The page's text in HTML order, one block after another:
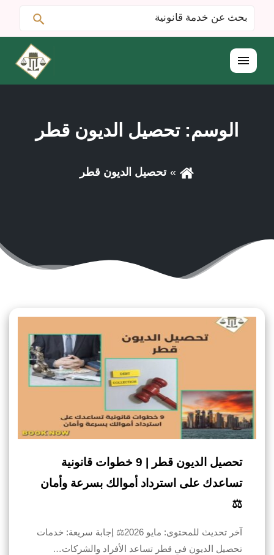
البحث
عن:
القائمة
الوسم:تحصيل الديون قطر
تحصيل الديون قطر
تحصيل الديون قطر | 9 خطوات قانونية
تساعدك على استرداد أموالك بسرعة وأمان
⚖️
آخر تحديث للمحتوى: مايو 2026⚖️ إجابة سريعة: خدمات
تحصيل الديون في قطر تساعد الأفراد والشركات…